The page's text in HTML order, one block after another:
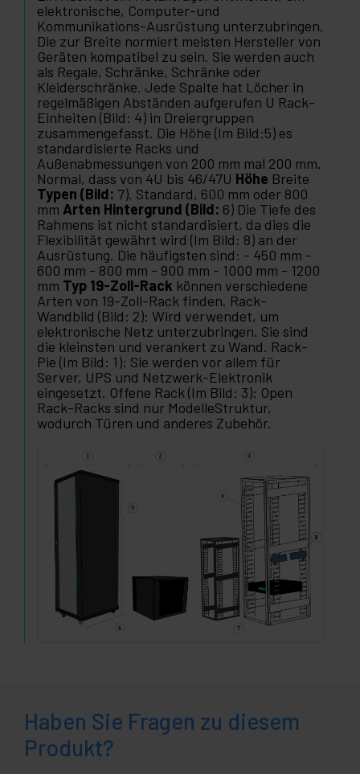
elektronische, Computer-und
Kommunikations-Ausrüstung unterzubringen.
Die zur Breite normiert meisten Hersteller von
Geräten kompatibel zu sein. Sie werden auch
als Regale, Schränke, Schränke oder
Kleiderschränke. Jede Spalte hat Löcher in
regelmäßigen Abständen aufgerufen U Rack-
Einheiten (Bild: 4) in Dreiergruppen
zusammengefasst. Die Höhe (Im Bild:5) es
standardisierte Racks und
Außenabmessungen von 200 mm mal 200 mm.
Normal, dass von 4U bis 46/47U Höhe Breite
Typen (Bild: 7). Standard, 600 mm oder 800
mm Arten Hintergrund (Bild: 6) Die Tiefe des
Rahmens ist nicht standardisiert, da dies die
Flexibilität gewährt wird (Im Bild: 8) an der
Ausrüstung. Die häufigsten sind: - 450 mm -
600 mm - 800 mm - 900 mm - 1000 mm - 1200
mm Typ 19-Zoll-Rack können verschiedene
Arten von 19-Zoll-Rack finden. Rack-
Wandbild (Bild: 2): Wird verwendet, um
elektronische Netz unterzubringen. Sie sind
die kleinsten und verankert zu Wand. Rack-
Pie (Im Bild: 1): Sie werden vor allem für
Server, UPS und Netzwerk-Elektronik
eingesetzt. Offene Rack (Im Bild: 3): Open
Rack-Racks sind nur ModelleStruktur,
wodurch Türen und anderes Zubehör.
Haben Sie Fragen zu diesem
Produkt?